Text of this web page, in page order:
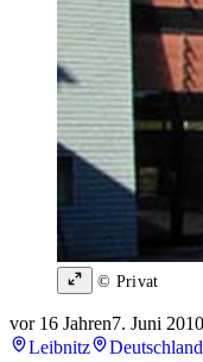
© Privat
vor 16 Jahren7. Juni
Leibnitz